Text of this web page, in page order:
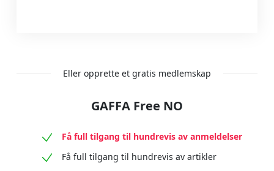
Eller opprette et gratis medlemskap
GAFFA Free NO
Få full tilgang til hundrevis av anmeldelser
Få full tilgang til hundrevis av artikler